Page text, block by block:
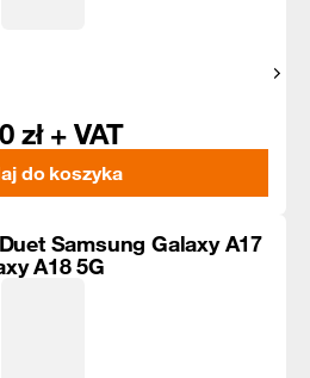
zł + VAT
do koszyka
Samsung Galaxy A17
A18 5G